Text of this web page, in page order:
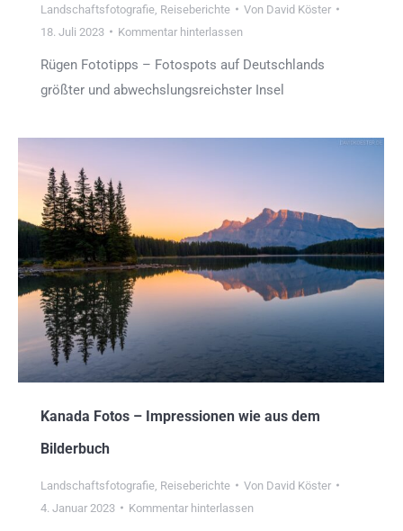
Landschaftsfotografie Reiseberichte Von David Köster
18. Juli 2023
Kommentar hinterlassen
Rügen Fototipps – Fotospots auf Deutschlands
größter und abwechslungsreichster Insel
Kanada Fotos – Impressionen wie aus dem
Bilderbuch
Landschaftsfotografie Reiseberichte Von David Köster
4. Januar 2023
Kommentar hinterlassen